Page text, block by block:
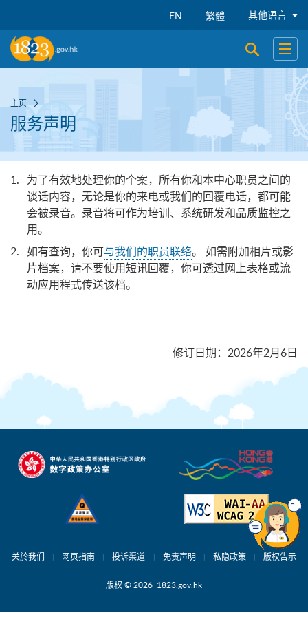
EN 繁體 其他语言
开启搜寻
开启
主页
服务声明
为了有效地处理你的个案，所有你和本中心职员之间的
谈话内容，无论是你的来电或我们的回覆电话，都可能
会被录音。录音将可作为培训、系统研发和品质监控之
用。
如有查询，你可与我们的职员联络。 如需附加相片或影
片档案，请不要使用短讯回覆，你可透过网上表格或流
动应用程式传送该档。
修订日期： 2026年2月6日
关於我们 网页指南 投诉渠道 免责声明 私隐政策 版权告示
版权 © 2026 1823.gov.hk